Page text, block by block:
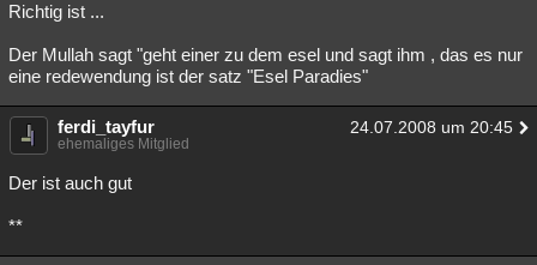
Musik Clash Verbesserungen Allmystery
Übersichten
Besucht Teilgenommen
Richtig ist ...
Der Mullah sagt "geht einer zu dem esel und sagt ihm , das es nur
eine redewendung ist der satz "Esel Paradies"
ferdi_tayfur 24.07.2008 um 20:45
ehemaliges Mitglied
Der ist auch gut
**